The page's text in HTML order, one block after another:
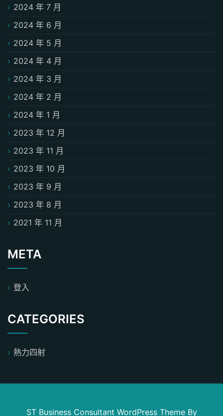
2024 年 7 月
2024 年 6 月
2024 年 5 月
2024 年 4 月
2024 年 3 月
2024 年 2 月
2024 年 1 月
2023 年 12 月
2023 年 11 月
2023 年 10 月
2023 年 9 月
2023 年 8 月
2021 年 11 月
META
登入
CATEGORIES
熱力四射
ST Business Consultant WordPress Theme By